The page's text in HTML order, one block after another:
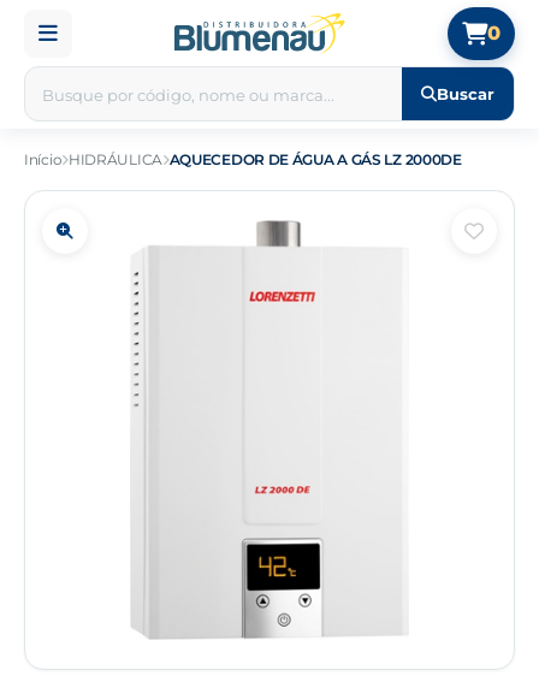
Buscar
0
Início HIDRÁULICA AQUECEDOR DE ÁGUA A GÁS LZ 2000DE